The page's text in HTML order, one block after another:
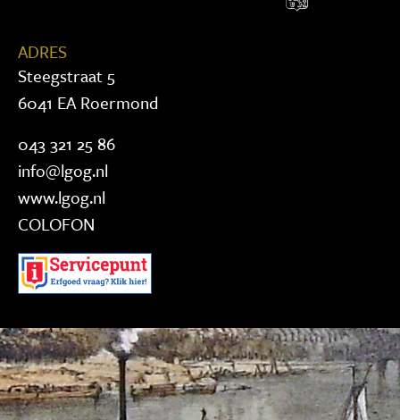
ADRES
Steegstraat 5
6041 EA Roermond
043 321 25 86
info@lgog.nl
www.lgog.nl
COLOFON